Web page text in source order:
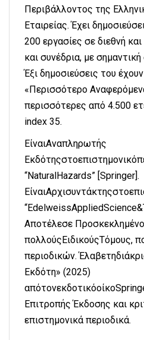
Περιβάλλοντος της
Εταιρείας. Έχει
200 εργασίες σε διεθνή
και συνέδρια, με
Έξι δημοσιεύσεις του
«Περισσότερο
περισσότερες από 4.500
index 35.
ΕίναιΑναπληρωτής
“NaturalHazards” [Springer].
Αποτέλεσε
πολλούςΕιδικούςΤόμους,
περιοδικών.
Εκδότη» (2025)
Επιτροπής Έκδοσης και
επιστημονικά περιοδικά.